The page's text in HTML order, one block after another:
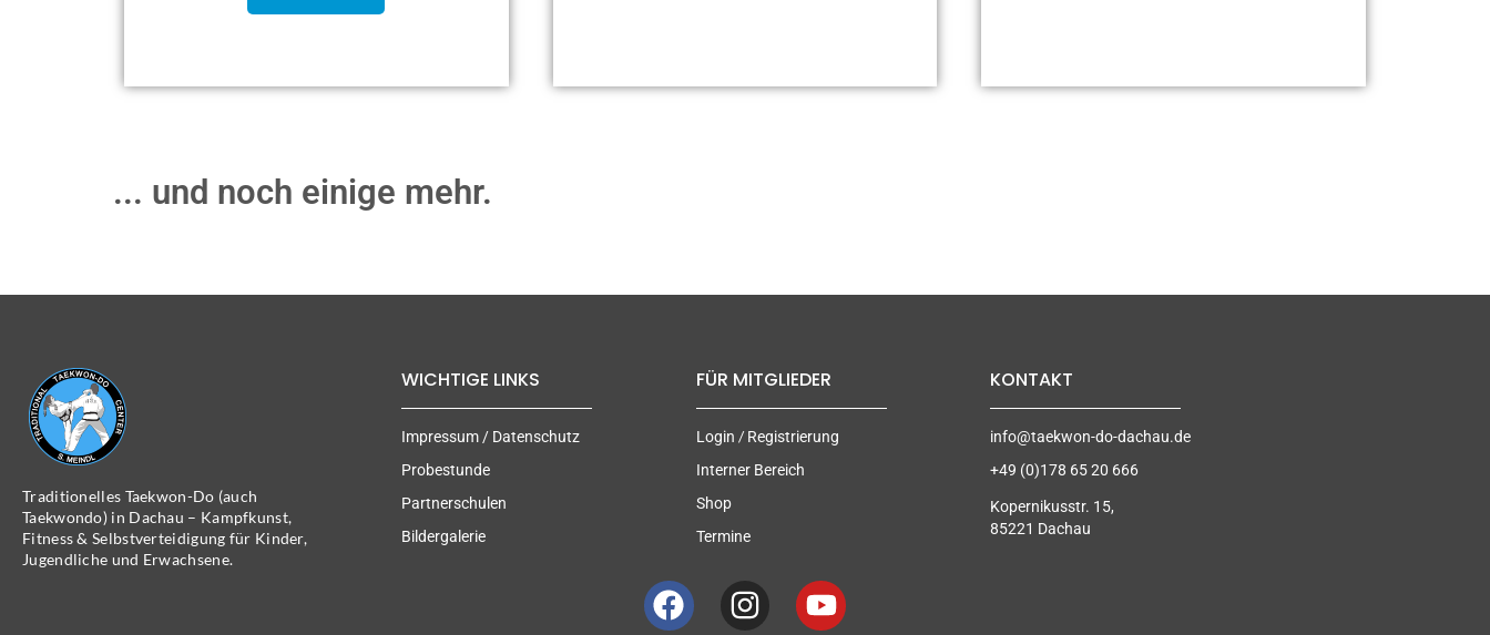
... und noch einige mehr.
Traditionelles Taekwon-Do (auch
Taekwondo) in Dachau – Kampfkunst,
Fitness & Selbstverteidigung für Kinder,
Jugendliche und Erwachsene.
WICHTIGE LINKS
Impressum / Datenschutz
Probestunde
Partnerschulen
Bildergalerie
FÜR MITGLIEDER
Login / Registrierung
Interner Bereich
Shop
Termine
KONTAKT
info@taekwon-do-dachau.de
+49 (0)178 65 20 666
Kopernikusstr. 15,
85221 Dachau